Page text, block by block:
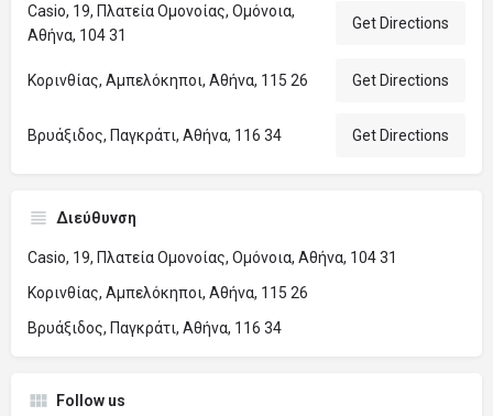
Casio, 19, Πλατεία Ομονοίας, Ομόνοια,
Αθήνα, 104 31
Get Directions
Κορινθίας, Αμπελόκηποι, Αθήνα, 115 26 Get Directions
Βρυάξιδος, Παγκράτι, Αθήνα, 116 34 Get Directions
Διεύθυνση
Casio, 19, Πλατεία Ομονοίας, Ομόνοια, Αθήνα, 104 31
Κορινθίας, Αμπελόκηποι, Αθήνα, 115 26
Βρυάξιδος, Παγκράτι, Αθήνα, 116 34
Follow us